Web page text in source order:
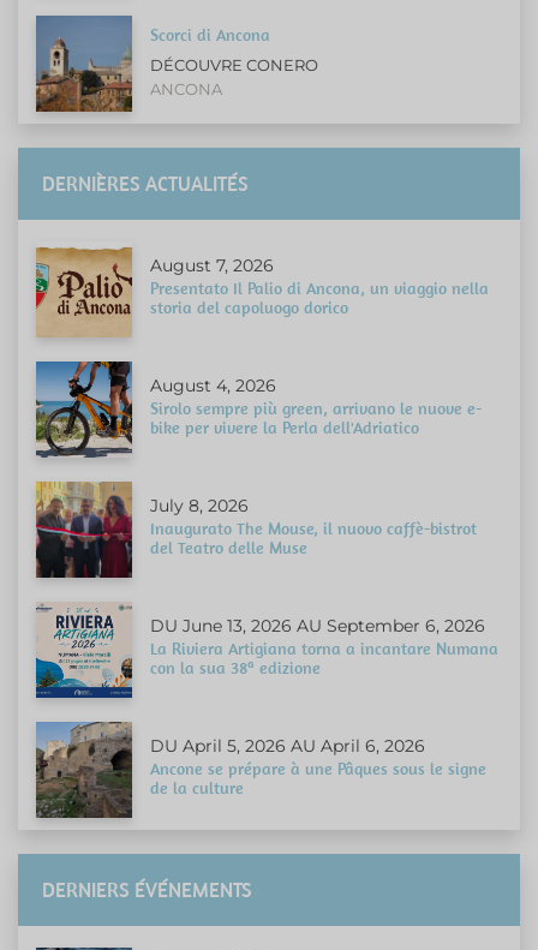
Scorci di Ancona
DÉCOUVRE CONERO
ANCONA
DERNIÈRES ACTUALITÉS
August 7, 2026
Presentato Il Palio di Ancona, un viaggio nella
storia del capoluogo dorico
August 4, 2026
Sirolo sempre più green, arrivano le nuove e-
bike per vivere la Perla dell'Adriatico
July 8, 2026
Inaugurato The Mouse, il nuovo caffè-bistrot
del Teatro delle Muse
DU June 13, 2026 AU September 6, 2026
La Riviera Artigiana torna a incantare Numana
con la sua 38ª edizione
DU April 5, 2026 AU April 6, 2026
Ancone se prépare à une Pâques sous le signe
de la culture
DERNIERS ÉVÉNEMENTS